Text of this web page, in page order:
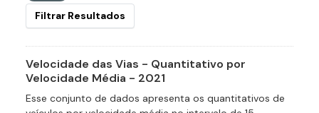
Filtrar Resultados
Velocidade das Vias - Quantitativo por
Velocidade Média - 2021
Esse conjunto de dados apresenta os quantitativos de